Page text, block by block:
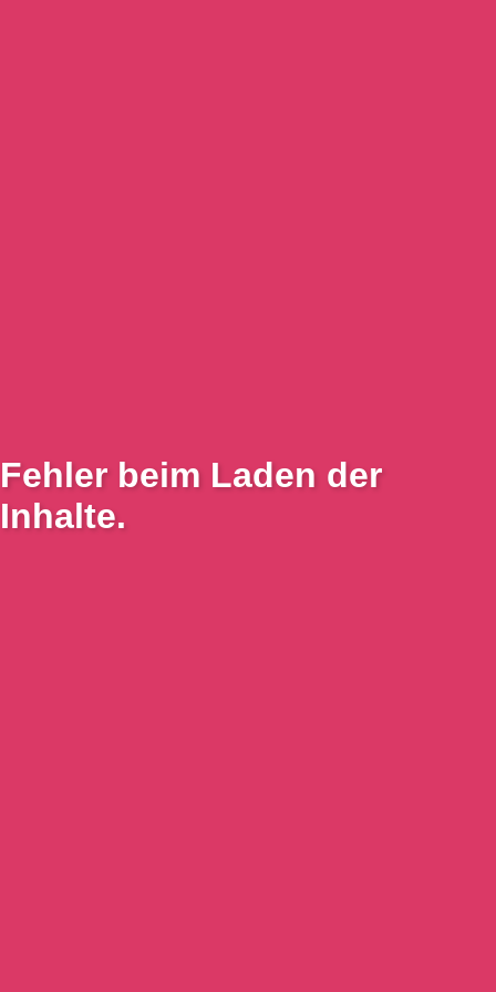
Fehler beim Laden der
Inhalte.